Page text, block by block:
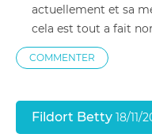
actuellement et sa
cela est tout a fait
COMMENTER
Fildort Betty 18/11/